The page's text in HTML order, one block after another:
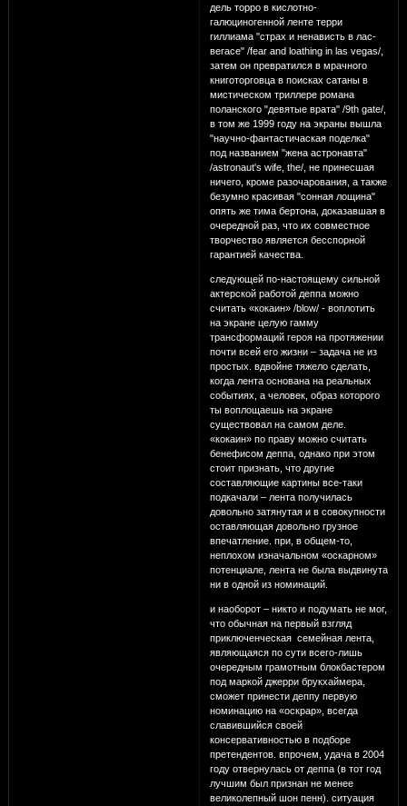
дель торро в кислотно-
галюциногенной ленте терри
гиллиама "страх и ненависть в лас-
вегасе" /fear and loathing in las vegas/,
затем он превратился в мрачного
книготорговца в поисках сатаны в
мистическом триллере романа
поланского "девятые врата" /9th gate/,
в том же 1999 году на экраны вышла
"научно-фантастичаская поделка"
под названием "жена астронавта"
/astronaut's wife, the/, не принесшая
ничего, кроме разочарования, а также
безумно красивая "сонная лощина"
опять же тима бертона, доказавшая в
очередной раз, что их совместное
творчество является бесспорной
гарантией качества.
следующей по-настоящему сильной
актерской работой деппа можно
считать «кокаин» /blow/ - воплотить
на экране целую гамму
трансформаций героя на протяжении
почти всей его жизни – задача не из
простых. вдвойне тяжело сделать,
когда лента основана на реальных
событиях, а человек, образ которого
ты воплощаешь на экране
существовал на самом деле.
«кокаин» по праву можно считать
бенефисом деппа, однако при этом
стоит признать, что другие
составляющие картины все-таки
подкачали – лента получилась
довольно затянутая и в совокупности
оставляющая довольно грузное
впечатление. при, в общем-то,
неплохом изначальном «оскарном»
потенциале, лента не была выдвинута
ни в одной из номинаций.
и наоборот – никто и подумать не мог,
что обычная на первый взгляд
приключенческая семейная лента,
являющаяся по сути всего-лишь
очередным грамотным блокбастером
под маркой джерри брукхаймера,
сможет принести деппу первую
номинацию на «оскрар», всегда
славившийся своей
консервативностью в подборе
претендентов. впрочем, удача в 2004
году отвернулась от деппа (в тот год
лучшим был признан не менее
великолепный шон пенн). ситуация